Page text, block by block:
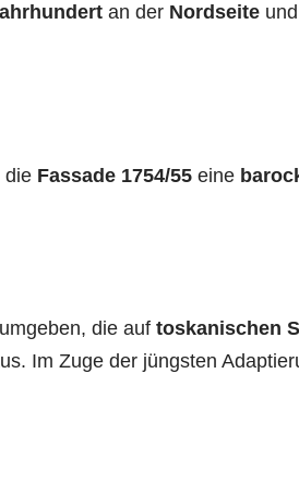
an der Nordseite
die Fassade 1754/55 eine
umgeben, die auf toskanischen
Im Zuge der jüngsten